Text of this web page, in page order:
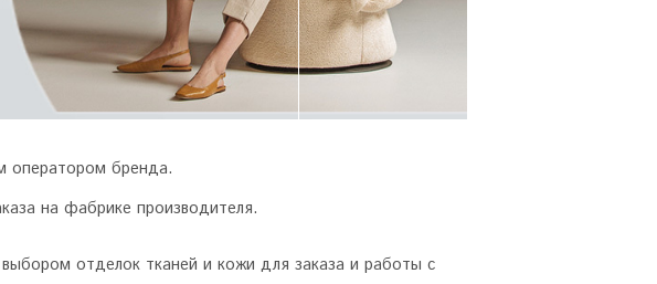
оператором бренда.
на фабрике производителя.
отделок тканей и кожи для заказа и работы с